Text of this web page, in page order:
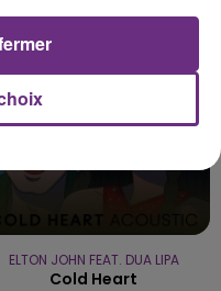
ELTON JOHN FEAT. DUA LIPA
Cold Heart